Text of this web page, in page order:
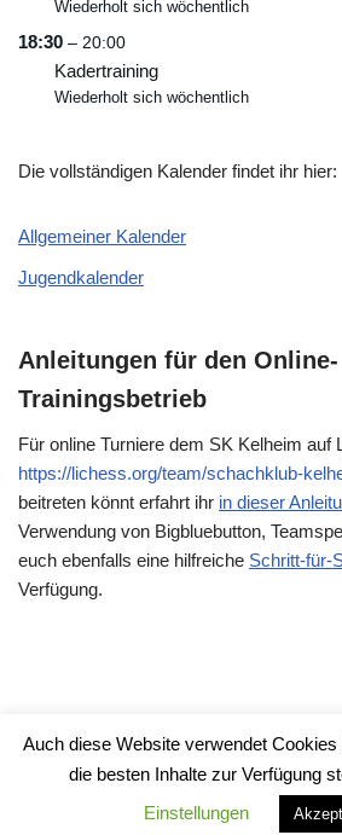
Wiederholt sich wöchentlich
18:30 – 20:00
Kadertraining
Wiederholt sich wöchentlich
Die vollständigen Kalender findet ihr hier:
Allgemeiner Kalender
Jugendkalender
Anleitungen für den Online-
Trainingsbetrieb
Für online Turniere dem SK Kelheim auf
https://lichess.org/team/schachklub-
beitreten könnt erfahrt ihr in dieser
Verwendung von Bigbluebutton,
euch ebenfalls eine hilfreiche Schritt-für-
Verfügung.
Impressum
Impressum|
Auch diese Website verwendet
die besten Inhalte zur Verfügung
Einstellungen